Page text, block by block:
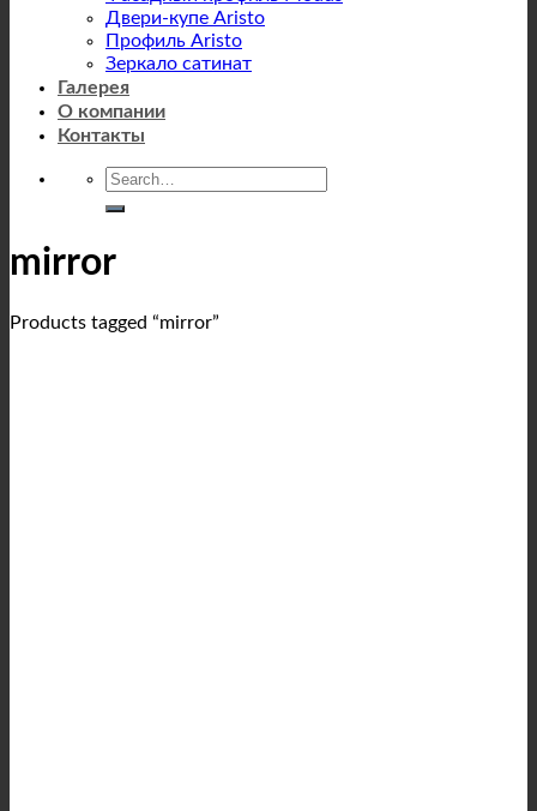
Двери-купе Aristo
Профиль Aristo
Зеркало сатинат
Галерея
О компании
Контакты
mirror
Products tagged “mirror”